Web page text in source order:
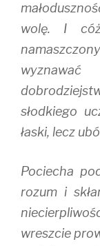
wolę. I
słodkiego
łaski, lecz
Pociecha
rozum i
wreszcie